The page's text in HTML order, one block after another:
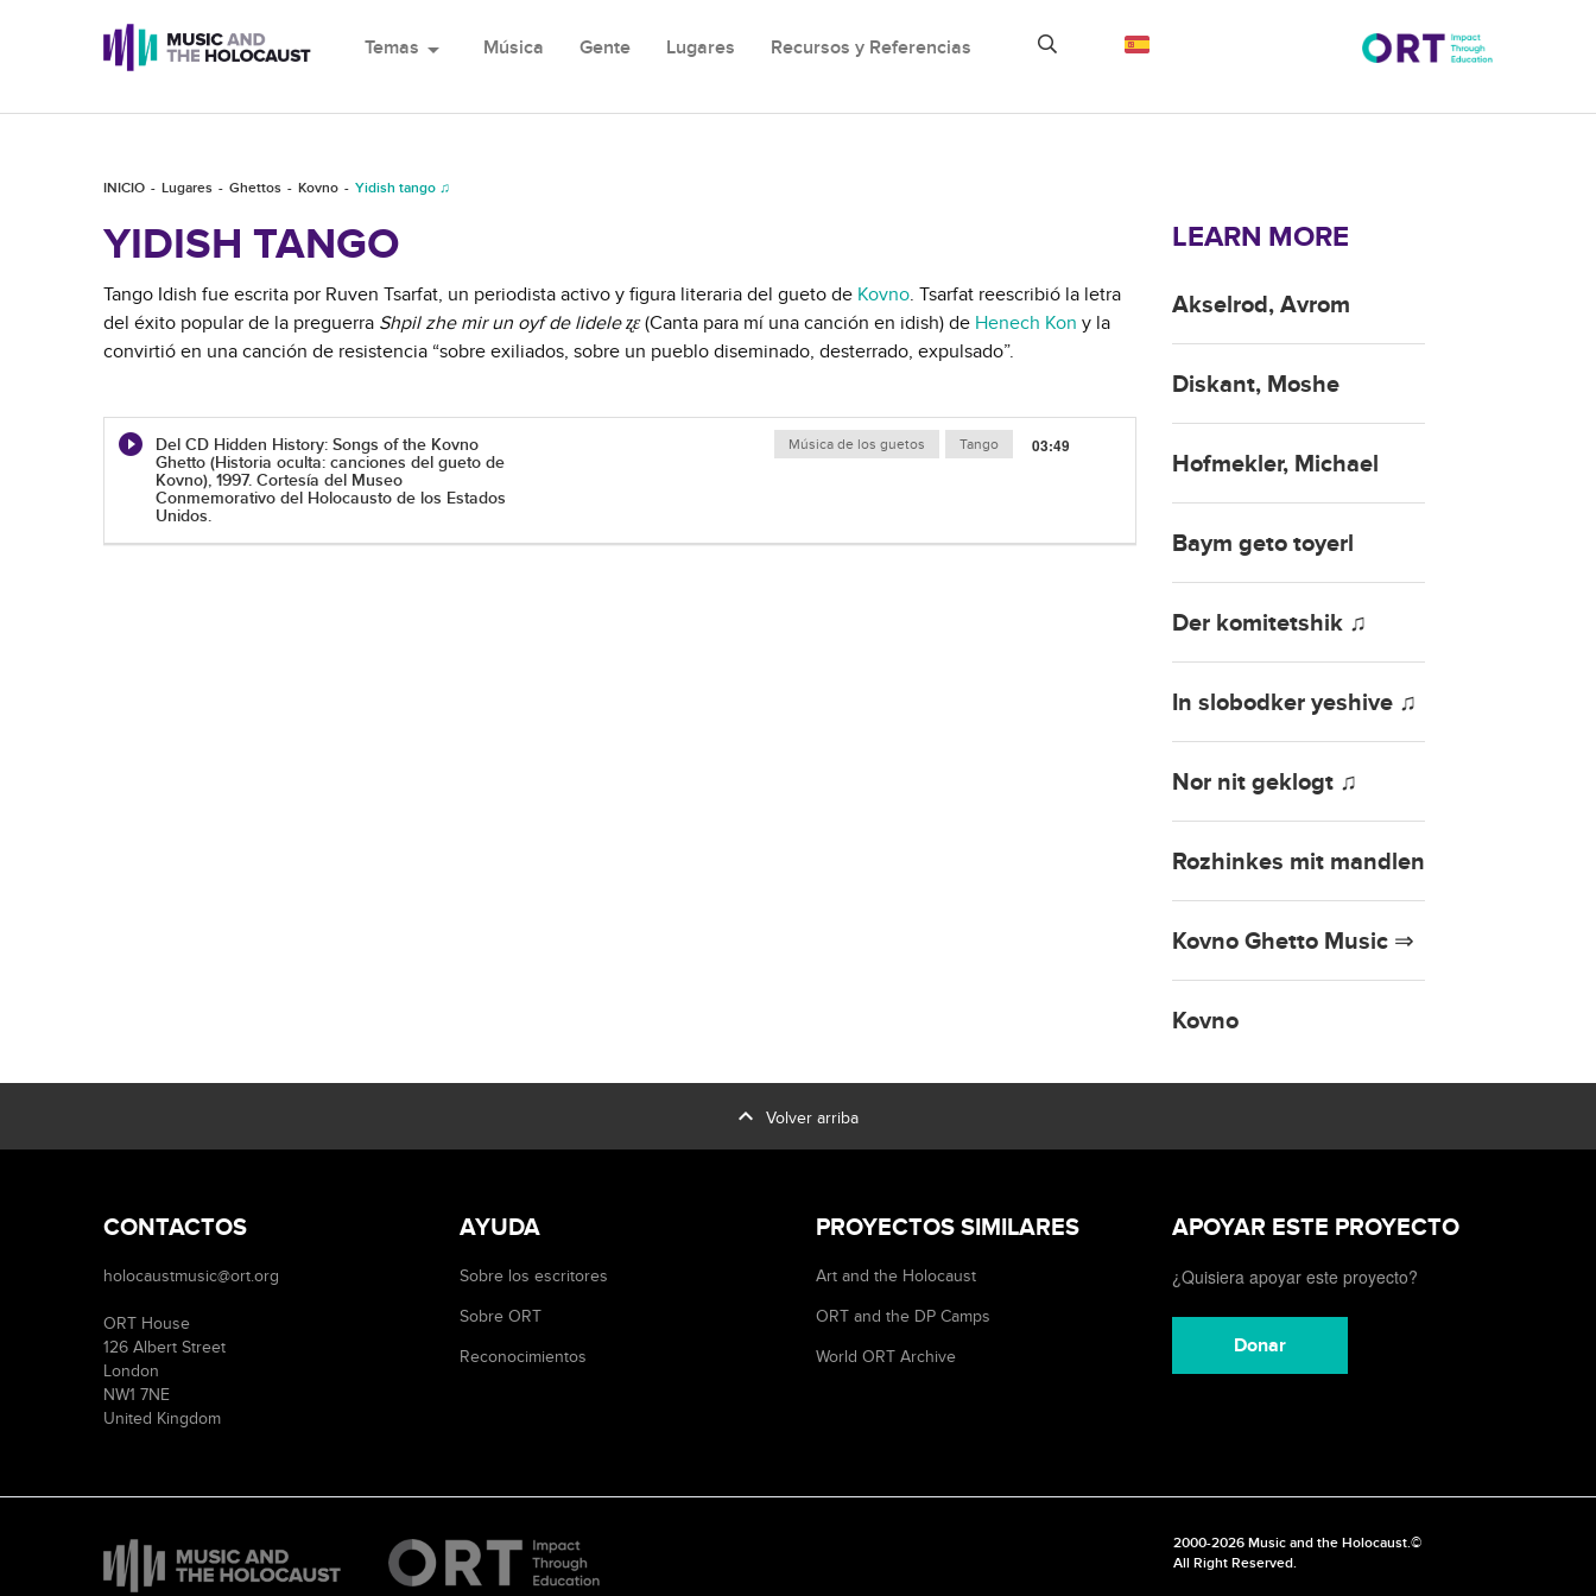
Temas arrow_drop_down Música Gente Lugares Recursos y Referencias
INICIO Lugares Ghettos Kovno Yidish tango ♫
YIDISH TANGO
Tango Idish fue escrita por Ruven Tsarfat, un periodista activo y figura literaria del gueto de Kovno. Tsarfat reescribió la letra
del éxito popular de la preguerra Shpil zhe mir un oyf de lidele ʐɛ(Canta para mí una canción en idish) de Henech Kon y la
convirtió en una canción de resistencia “sobre exiliados, sobre un pueblo diseminado, desterrado, expulsado”.
Del CD Hidden History: Songs of the Kovno
Ghetto (Historia oculta: canciones del gueto de
Kovno), 1997. Cortesía del Museo
Conmemorativo del Holocausto de los Estados
Unidos.
Música de los guetos Tango 03:49
LEARN MORE
Akselrod, Avrom
Diskant, Moshe
Hofmekler, Michael
Baym geto toyerl
Der komitetshik ♫
In slobodker yeshive ♫
Nor nit geklogt ♫
Rozhinkes mit mandlen
Kovno Ghetto Music ⇒
Kovno
expand_less Volver arriba
CONTACTOS
holocaustmusic@ort.org
ORT House
126 Albert Street
London
NW1 7NE
United Kingdom
AYUDA
Sobre los escritores
Sobre ORT
Reconocimientos
PROYECTOS SIMILARES
Art and the Holocaust
ORT and the DP Camps
World ORT Archive
APOYAR ESTE PROYECTO
¿Quisiera apoyar este proyecto?
Donar
2000-2026 Music and the Holocaust.©
All Right Reserved.